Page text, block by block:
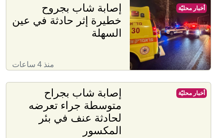
إصابة شاب بجروح
خطيرة إثر حادثة في عين
السهلة
منذ 4 ساعات
أخبار محليّة
إصابة شاب بجراح
متوسطة جراء تعرضه
لحادثة عنف في بئر
المكسور
أخبار محليّة